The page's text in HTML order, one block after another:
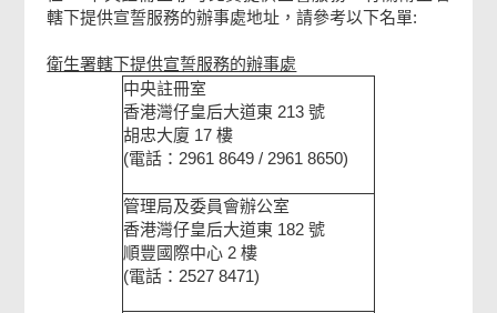
轄下提供宣誓服務的辦事處地址，請參考以下名單:
衛生署轄下提供宣誓服務的辦事處
中央註冊室
香港灣仔皇后大道東 213 號
胡忠大廈 17 樓
(電話：2961 8649 / 2961 8650)
管理局及委員會辦公室
香港灣仔皇后大道東 182 號
順豐國際中心 2 樓
(電話：2527 8471)